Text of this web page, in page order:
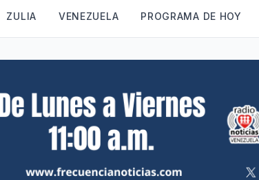
ZULIA VENEZUELA PROGRAMA DE HOY